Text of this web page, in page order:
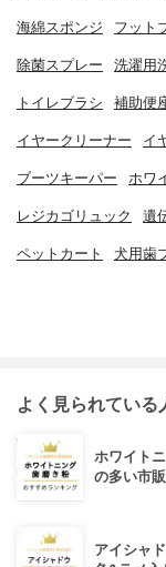
海綿スポンジ フット
除菌スプレー 洗濯用
トイレブラシ 補助便
イヤークリーナー イ
ブーツキーパー ホワ
レジカゴリュック 遺
ペットカート 犬用歯
よく見られてい
ホワイト
の多い市
アイシャ